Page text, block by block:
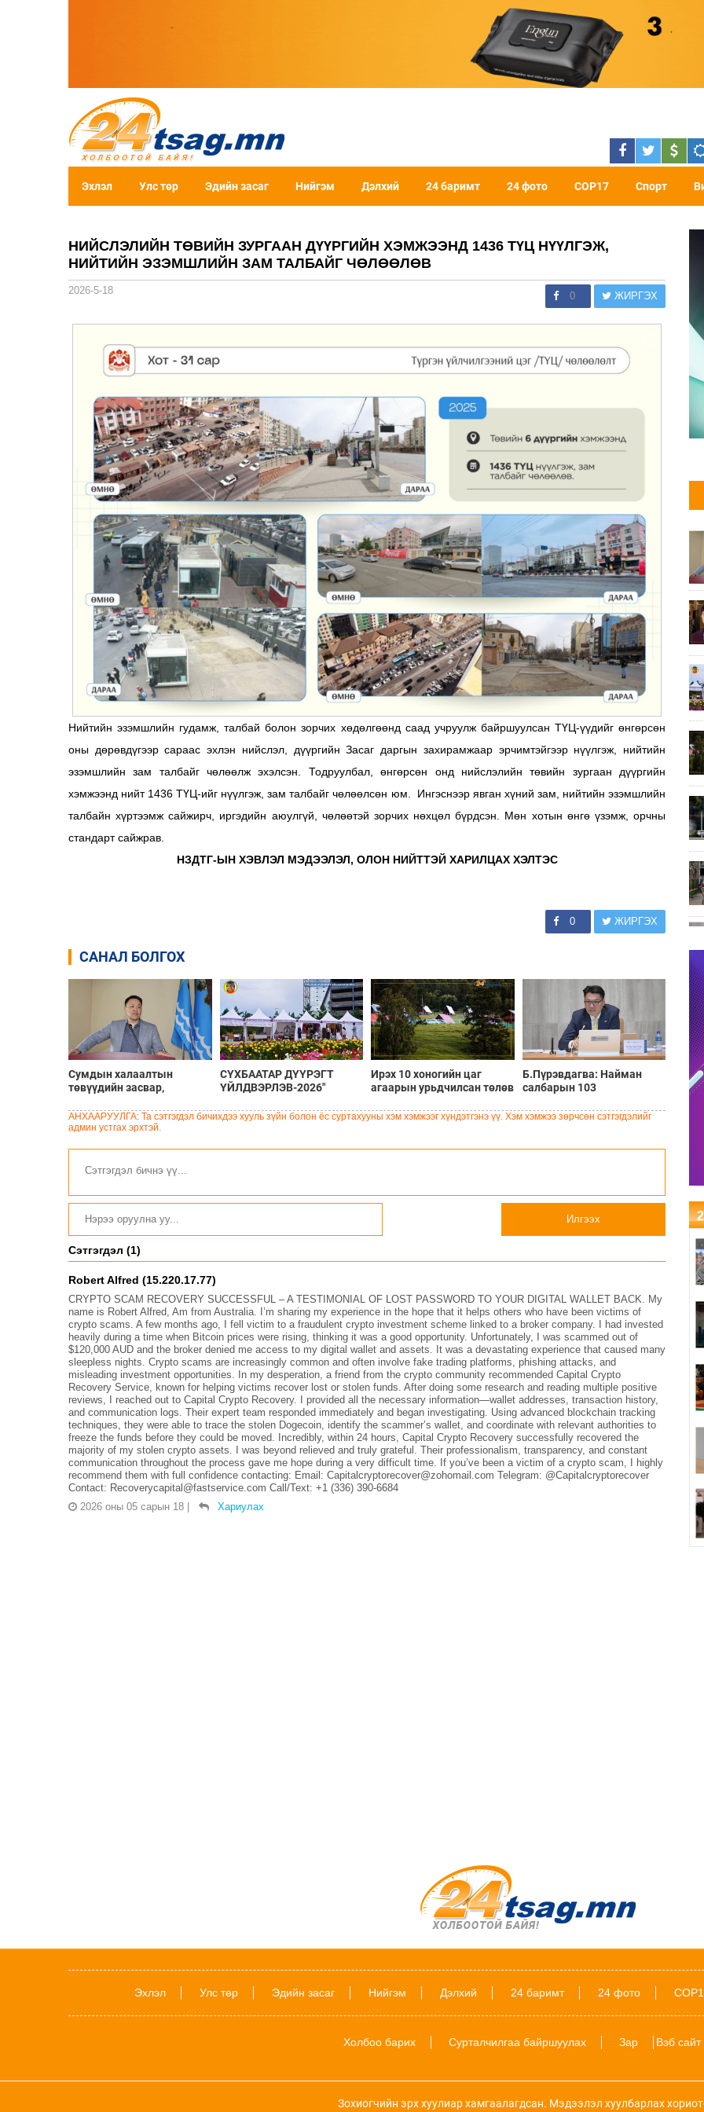
Эхлэл Улс төр Эдийн засаг Нийгэм Дэлхий 24 баримт 24 фото COP17 Спорт
НИЙСЛЭЛИЙН ТӨВИЙН ЗУРГААН ДҮҮРГИЙН ХЭМЖЭЭНД 1436 ТҮЦ НҮҮЛГЭЖ,
НИЙТИЙН ЭЗЭМШЛИЙН ЗАМ ТАЛБАЙГ ЧӨЛӨӨЛӨВ
2026-5-18 0 ЖИРГЭХ
Нийтийн эзэмшлийн гудамж, талбай болон зорчих хөдөлгөөнд саад учруулж байршуулсан ТҮЦ-үүдийг өнгөрсөн
оны дөрөвдүгээр сараас эхлэн нийслэл, дүүргийн Засаг даргын захирамжаар эрчимтэйгээр нүүлгэж, нийтийн
эзэмшлийн зам талбайг чөлөөлж эхэлсэн. Тодруулбал, өнгөрсөн онд нийслэлийн төвийн зургаан дүүргийн
хэмжээнд нийт 1436 ТҮЦ-ийг нүүлгэж, зам талбайг чөлөөлсөн юм. Ингэснээр явган хүний зам, нийтийн эзэмшлийн
талбайн хүртээмж сайжирч, иргэдийн аюулгүй, чөлөөтэй зорчих нөхцөл бүрдсэн. Мөн хотын өнгө үзэмж, орчны
стандарт сайжрав.
НЗДТГ-ЫН ХЭВЛЭЛ МЭДЭЭЛЭЛ, ОЛОН НИЙТТЭЙ ХАРИЛЦАХ ХЭЛТЭС
0 ЖИРГЭХ
САНАЛ БОЛГОХ
Сумдын халаалтын
төвүүдийн засвар,
хувийн хэвшил рүү
менежментийг нь
СҮХБААТАР ДҮҮРЭГТ
ҮЙЛДВЭРЛЭВ-2026"
БАЙНА
Ирэх 10 хоногийн цаг
агаарын урьдчилсан төлөв
Б.Пүрэвдагва: Найман
салбарын 103
цуцалснаар бизнес
АНХААРУУЛГА: Та сэтгэгдэл бичихдээ хууль зүйн болон ёс суртахууны хэм хэмжээг хүндэтгэнэ үү. Хэм хэмжээ зөрчсөн сэтгэгдэлийг
админ устгах эрхтэй.
Илгээх
Сэтгэгдэл (1)
Robert Alfred (15.220.17.77)
CRYPTO SCAM RECOVERY SUCCESSFUL – A TESTIMONIAL OF LOST PASSWORD TO YOUR DIGITAL WALLET BACK. My
name is Robert Alfred, Am from Australia. I’m sharing my experience in the hope that it helps others who have been victims of
crypto scams. A few months ago, I fell victim to a fraudulent crypto investment scheme linked to a broker company. I had invested
heavily during a time when Bitcoin prices were rising, thinking it was a good opportunity. Unfortunately, I was scammed out of
$120,000 AUD and the broker denied me access to my digital wallet and assets. It was a devastating experience that caused many
sleepless nights. Crypto scams are increasingly common and often involve fake trading platforms, phishing attacks, and
misleading investment opportunities. In my desperation, a friend from the crypto community recommended Capital Crypto
Recovery Service, known for helping victims recover lost or stolen funds. After doing some research and reading multiple positive
reviews, I reached out to Capital Crypto Recovery. I provided all the necessary information—wallet addresses, transaction history,
and communication logs. Their expert team responded immediately and began investigating. Using advanced blockchain tracking
techniques, they were able to trace the stolen Dogecoin, identify the scammer’s wallet, and coordinate with relevant authorities to
freeze the funds before they could be moved. Incredibly, within 24 hours, Capital Crypto Recovery successfully recovered the
majority of my stolen crypto assets. I was beyond relieved and truly grateful. Their professionalism, transparency, and constant
communication throughout the process gave me hope during a very difficult time. If you’ve been a victim of a crypto scam, I highly
recommend them with full confidence contacting: Email: Capitalcryptorecover@zohomail.com Telegram: @Capitalcryptorecover
Contact: Recoverycapital@fastservice.com Call/Text: +1 (336) 390-6684
2026 оны 05 сарын 18 | Хариулах
Эхлэл Улс төр Эдийн засаг Нийгэм Дэлхий 24 баримт 24 фото
Холбоо барих Сурталчилгаа байршуулах Зар Вэб сайт
Зохиогчийн эрх хуулиар хамгаалагдсан. Мэдээлэл хуулбарлах